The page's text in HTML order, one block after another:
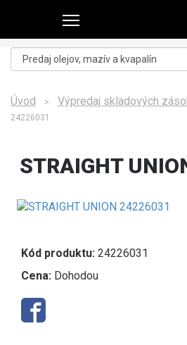
Úvod > Výpredaj skladových
24226031
STRAIGHT
Kód produktu: 24226031
Cena: Dohodou